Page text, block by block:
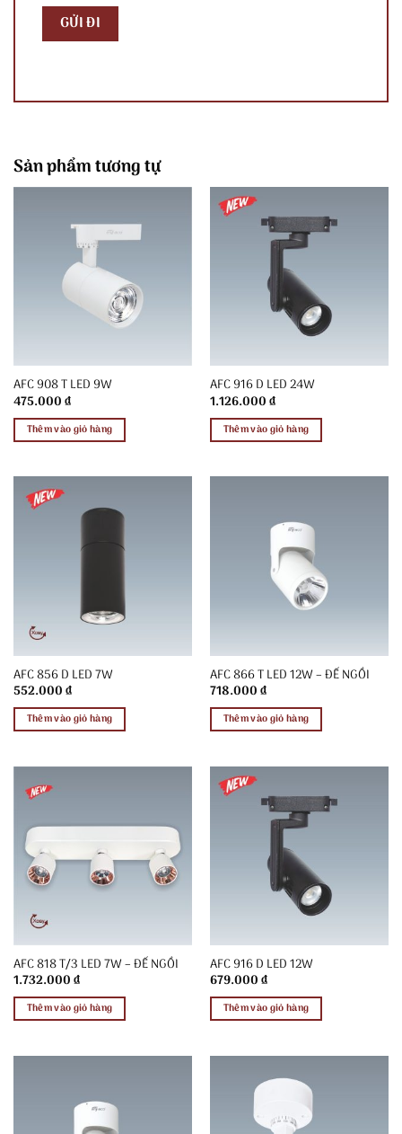
Sản phẩm tương tự
AFC 908 T LED 9W
475.000₫
Thêm vào giỏ hàng
AFC 916 D LED 24W
1.126.000₫
Thêm vào giỏ hàng
AFC 856 D LED 7W
552.000₫
Thêm vào giỏ hàng
AFC 866 T LED 12W – ĐẾ NGỒI
718.000₫
Thêm vào giỏ hàng
AFC 818 T/3 LED 7W – ĐẾ NGỒI
1.732.000₫
Thêm vào giỏ hàng
AFC 916 D LED 12W
679.000₫
Thêm vào giỏ hàng